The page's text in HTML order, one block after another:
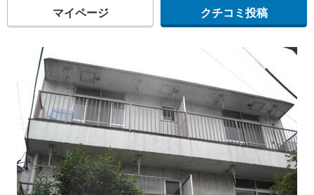
マイページ クチコミ投稿